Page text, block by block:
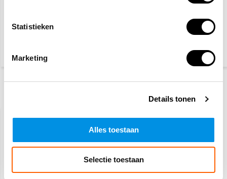
Statistieken
Marketing
Details tonen
Alles toestaan
Selectie toestaan